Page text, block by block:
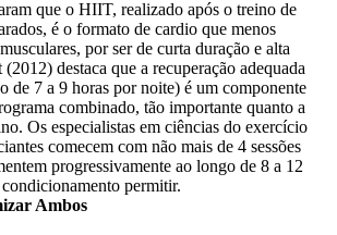
que o HIIT, realizado após o treino de
é o formato de cardio que menos
por ser de curta duração e alta
destaca que a recuperação adequada
de 7 a 9 horas por noite) é um componente
combinado, tão importante quanto a
Os especialistas em ciências do exercício
comecem com não mais de 4 sessões
progressivamente ao longo de 8 a 12
permitir.
Ambos